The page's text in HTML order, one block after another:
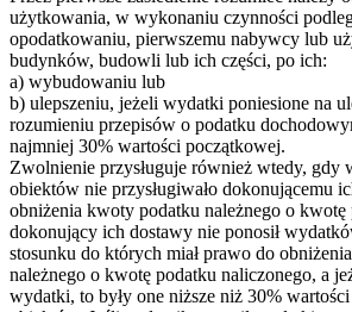
użytkowania, w wykonaniu czynności
opodatkowaniu, pierwszemu nabywcy lub
budynków, budowli lub ich części, po ich:
a) wybudowaniu lub
b) ulepszeniu, jeżeli wydatki poniesione na
rozumieniu przepisów o podatku
najmniej 30% wartości początkowej.
Zwolnienie przysługuje również wtedy, gdy
obiektów nie przysługiwało dokonującemu
obniżenia kwoty podatku należnego o kwotę
dokonujący ich dostawy nie ponosił
stosunku do których miał prawo do
należnego o kwotę podatku naliczonego, a
wydatki, to były one niższe niż 30%